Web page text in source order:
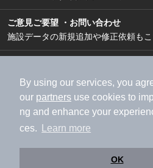
By using our services, you
our partners use cookies to
ng and enhance your
ces.
Learn more
OK
ご意見ご要望 ・お問い合わせ
施設データの新規追加や修正依頼も
加盟店募集（資料請求）
利用規約
ライフスタイ
特定商取引法に基づく表記
運営会社